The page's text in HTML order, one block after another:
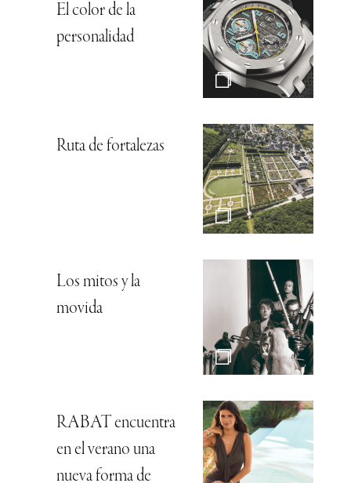
El color de la
personalidad
Ruta de fortalezas
Los mitos y la
movida
RABAT encuentra
en el verano una
nueva forma de